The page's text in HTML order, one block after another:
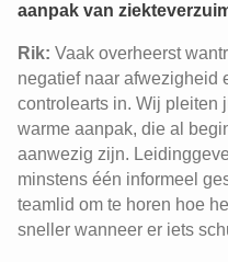
aanpak van
Rik: Vaak overheerst
negatief naar afwezigheid
controlearts in. Wij pleiten
warme aanpak, die al
aanwezig zijn.
minstens één informeel
teamlid om te horen hoe
sneller wanneer er iets